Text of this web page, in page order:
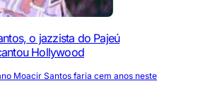
o jazzista do Pajeú
Hollywood
Moacir Santos faria cem anos neste